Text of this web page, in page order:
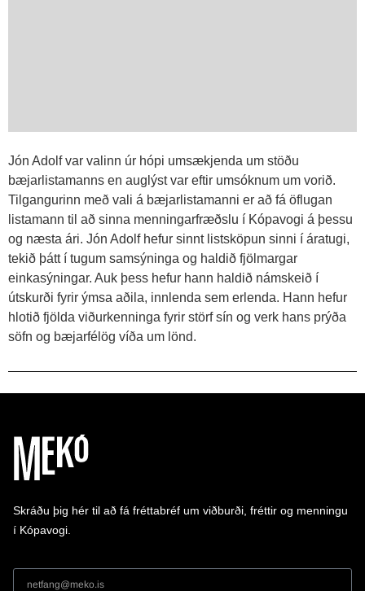
Jón Adolf var valinn úr hópi umsækjenda um stöðu
bæjarlistamanns en auglýst var eftir umsóknum um vorið.
Tilgangurinn með vali á bæjarlistamanni er að fá öflugan
listamann til að sinna menningarfræðslu í Kópavogi á þessu
og næsta ári. Jón Adolf hefur sinnt listsköpun sinni í áratugi,
tekið þátt í tugum samsýninga og haldið fjölmargar
einkasýningar. Auk þess hefur hann haldið námskeið í
útskurði fyrir ýmsa aðila, innlenda sem erlenda. Hann hefur
hlotið fjölda viðurkenninga fyrir störf sín og verk hans prýða
söfn og bæjarfélög víða um lönd.
Skráðu þig hér til að fá fréttabréf um viðburði, fréttir og menningu
í Kópavogi.